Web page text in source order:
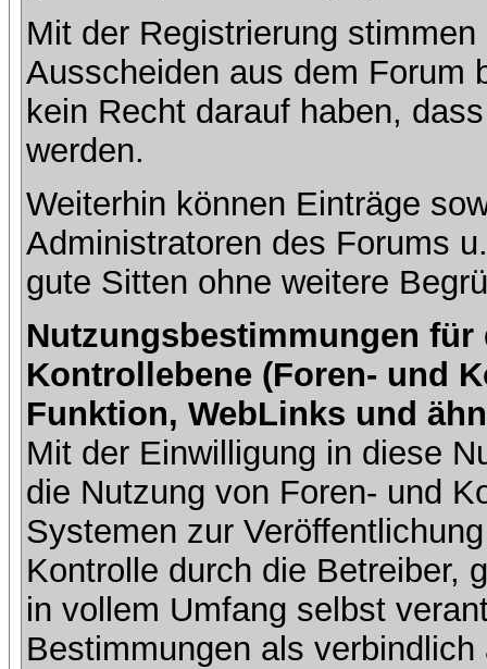
Mit der Registrierung
Ausscheiden aus dem Forum
kein Recht darauf haben,
werden.
Weiterhin können Einträge
Administratoren des Forums
gute Sitten ohne weitere
Nutzungsbestimmungen
Kontrollebene (Foren- und
Funktion, WebLinks und
Mit der Einwilligung in diese
die Nutzung von Foren- und
Systemen zur
Kontrolle durch die Betreiber,
in vollem Umfang selbst
Bestimmungen als verbindlich